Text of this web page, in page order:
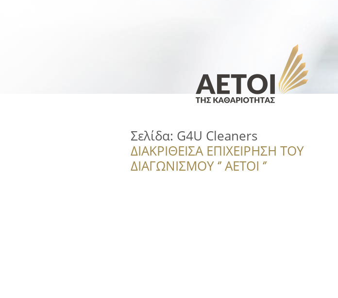
Σελίδα: G4U Cleaners
ΔΙΑΚΡΙΘΕΙΣΑ ΕΠΙΧΕΙΡΗΣΗ ΤΟΥ
ΔΙΑΓΩΝΙΣΜΟΥ ‘’ ΑΕΤΟΙ ‘’